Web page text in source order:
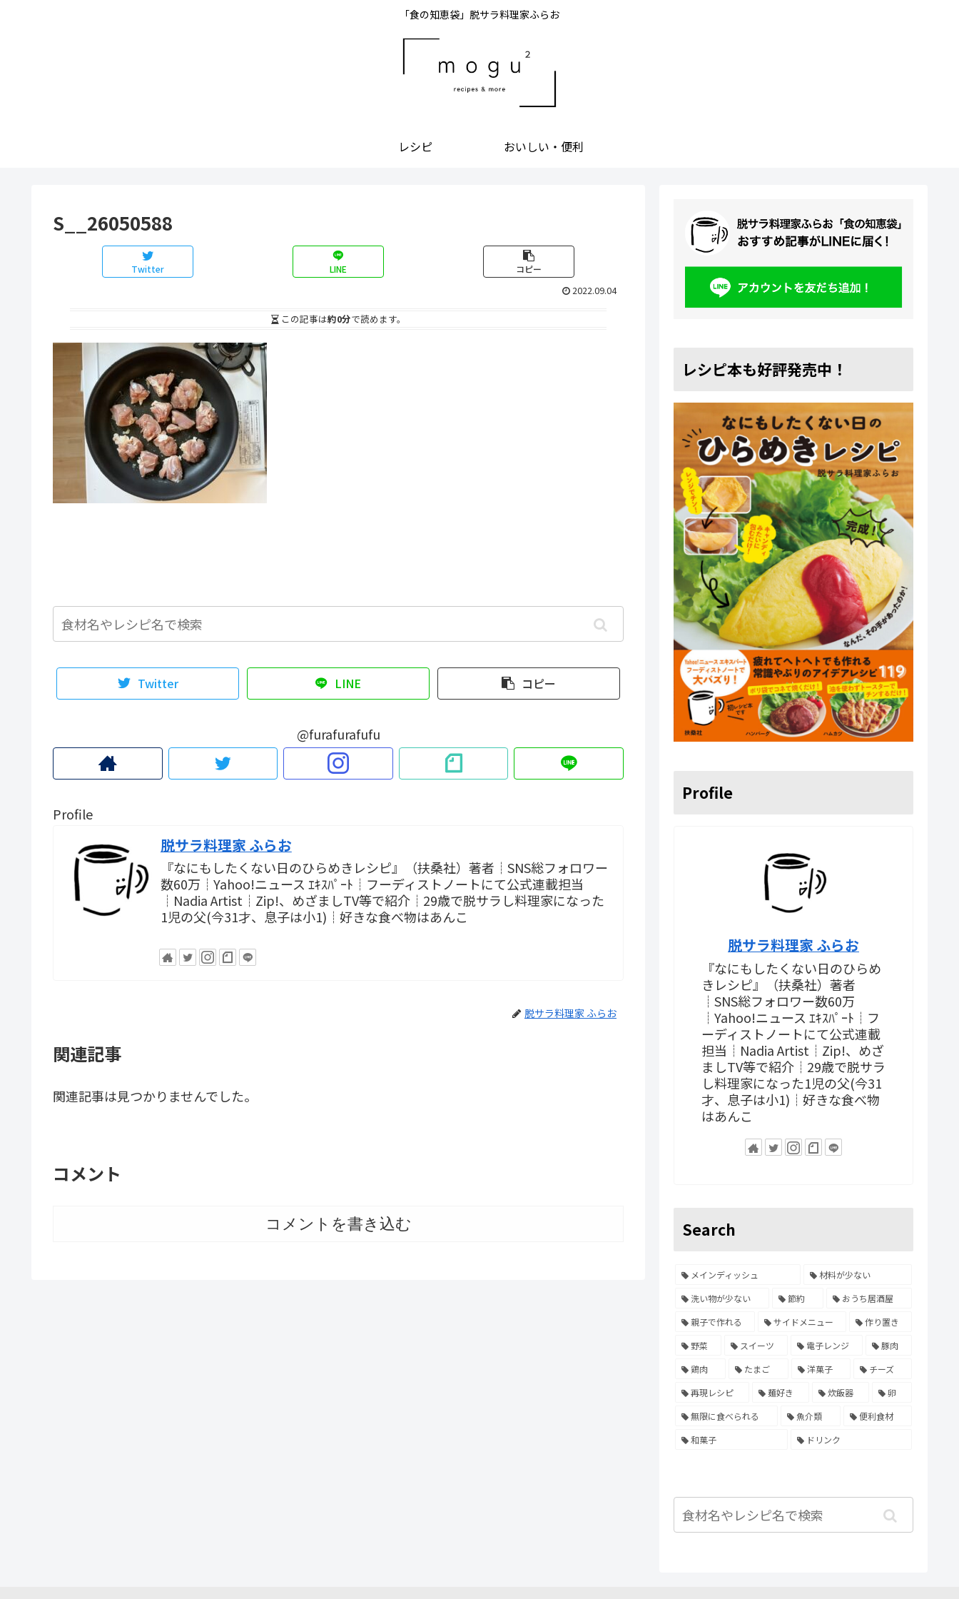
「食の知恵袋」脱サラ料理家ふらお
レシピ おいしい・便利
S__26050588
Twitter LINE コピー
2022.09.04
この記事は約0分で読めます。
Twitter LINE コピー
@furafurafufu
Profile
脱サラ料理家 ふらお
『なにもしたくない日のひらめきレシピ』（扶桑社）著者┊SNS総フォロワー
数60万┊Yahoo!ニュース ｴｷｽﾊﾟｰﾄ┊フーディストノートにて公式連載担当
┊Nadia Artist┊Zip!、めざましTV等で紹介┊29歳で脱サラし料理家になった
1児の父(今31才、息子は小1)┊好きな食べ物はあんこ
脱サラ料理家 ふらお
関連記事
関連記事は見つかりませんでした。
コメント
コメントを書き込む
レシピ本も好評発売中！
Profile
脱サラ料理家 ふらお
『なにもしたくない日のひらめ
きレシピ』（扶桑社）著者
┊SNS総フォロワー数60万
┊Yahoo!ニュース ｴｷｽﾊﾟｰﾄ┊フ
ーディストノートにて公式連載
担当┊Nadia Artist┊Zip!、めざ
ましTV等で紹介┊29歳で脱サラ
し料理家になった1児の父(今31
才、息子は小1)┊好きな食べ物
はあんこ
Search
メインディッシュ
材料が少ない
洗い物が少ない
節約
おうち居酒屋
親子で作れる
サイドメニュー
作り置き
野菜
スイーツ 電子レンジ
豚肉
鶏肉
たまご 洋菓子
チーズ
再現レシピ
麺好き 炊飯器
卵
無限に食べられる
魚介類
便利食材
和菓子
ドリンク